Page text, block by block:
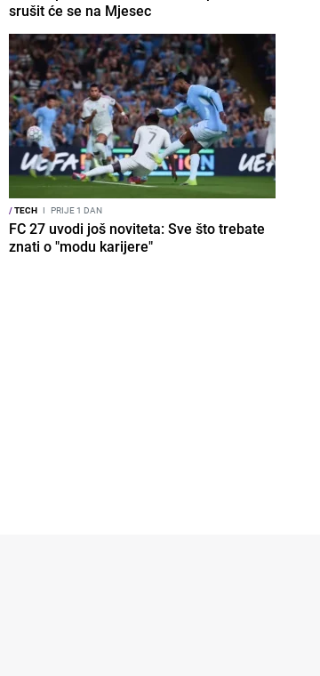
srušit će se na Mjesec
/TECH I PRIJE 1 DAN
FC 27 uvodi još noviteta: Sve što trebate
znati o "modu karijere"